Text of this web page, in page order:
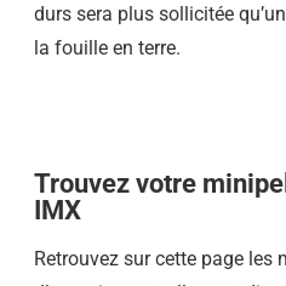
durs sera plus sollicitée
la fouille en terre.
Trouvez votre
IMX
Retrouvez sur cette page les